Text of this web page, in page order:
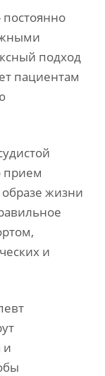
подход
пациентам
прием
жизни
и
и